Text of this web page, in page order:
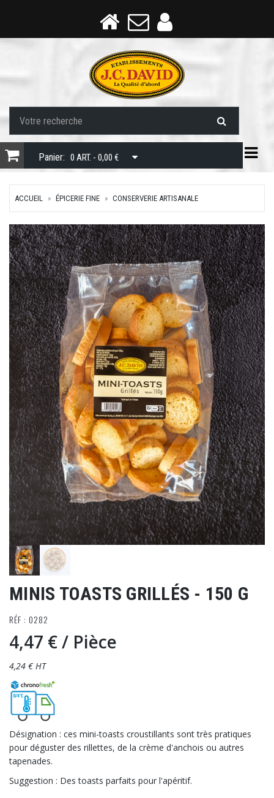
Panier: 0 ART. - 0,00 €
ACCUEIL ÉPICERIE FINE CONSERVERIE ARTISANALE
MINIS TOASTS GRILLÉS - 150 G
RÉF : 0282
4,47 €/ Pièce
4,24 € HT
Désignation : ces mini-toasts croustillants sont très pratiques
pour déguster des rillettes, de la crème d'anchois ou autres
tapenades.
Suggestion : Des toasts parfaits pour l'apéritif.